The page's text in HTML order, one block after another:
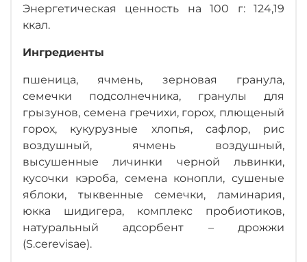
Энергетическая ценность на 100 г: 124,19
ккал.
Ингредиенты
пшеница, ячмень, зерновая гранула,
семечки подсолнечника, гранулы для
грызунов, семена гречихи, горох, плющеный
горох, кукурузные хлопья, сафлор, рис
воздушный, ячмень воздушный,
высушенные личинки черной львинки,
кусочки кэроба, семена конопли, сушеные
яблоки, тыквенные семечки, ламинария,
юкка шидигера, комплекс пробиотиков,
натуральный адсорбент – дрожжи
(S.cerevisae).